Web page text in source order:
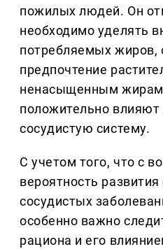
пожилых людей. Он
необходимо уделять
потребляемых жиров,
предпочтение
ненасыщенным
положительно влияют
сосудистую систему.
С учетом того, что с
вероятность
сосудистых
особенно важно
рациона и его